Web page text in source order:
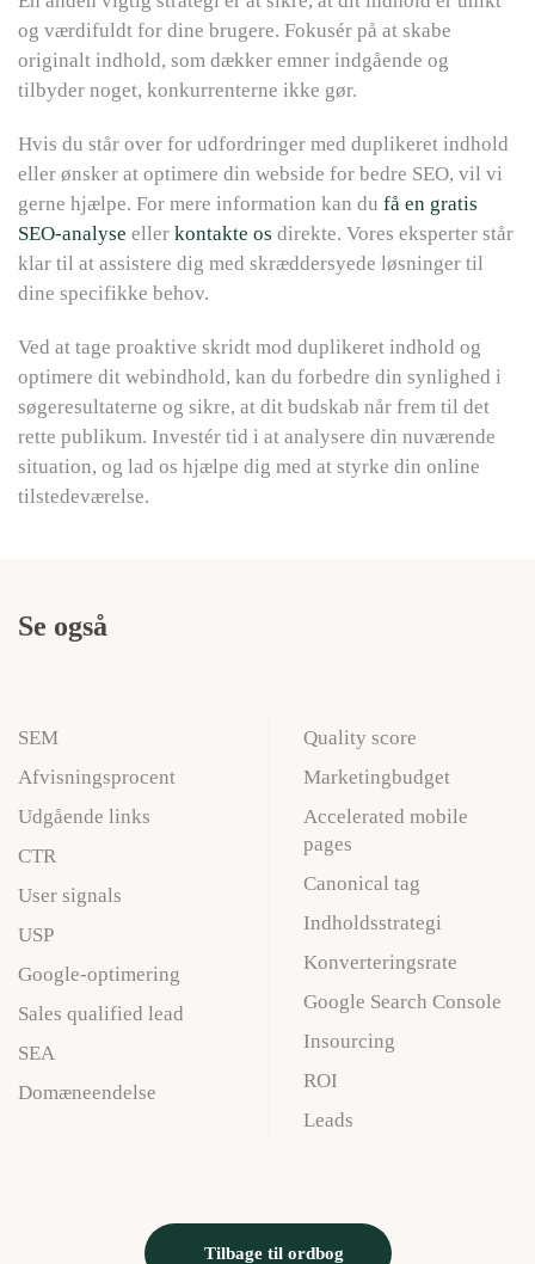
og værdifuldt for dine brugere. Fokusér på at skabe
originalt indhold, som dækker emner indgående og
tilbyder noget, konkurrenterne ikke gør.
Hvis du står over for udfordringer med duplikeret indhold
eller ønsker at optimere din webside for bedre SEO, vil vi
gerne hjælpe. For mere information kan du få en gratis
SEO-analyse eller kontakte os direkte. Vores eksperter står
klar til at assistere dig med skræddersyede løsninger til
dine specifikke behov.
Ved at tage proaktive skridt mod duplikeret indhold og
optimere dit webindhold, kan du forbedre din synlighed i
søgeresultaterne og sikre, at dit budskab når frem til det
rette publikum. Investér tid i at analysere din nuværende
situation, og lad os hjælpe dig med at styrke din online
tilstedeværelse.
Se også
SEM
Afvisningsprocent
Udgående links
CTR
User signals
USP
Google-optimering
Sales qualified lead
SEA
Domæneendelse
Quality score
Marketingbudget
Accelerated mobile
pages
Canonical tag
Indholdsstrategi
Konverteringsrate
Google Search Console
Insourcing
ROI
Leads
Tilbage til ordbog